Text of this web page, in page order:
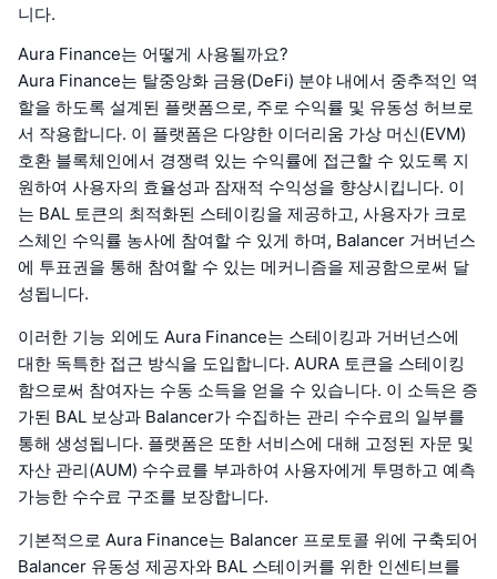
니다.
Aura Finance는 어떻게 사용될까요?
Aura Finance는 탈중앙화 금융(DeFi) 분야 내에서 중추적인 역
할을 하도록 설계된 플랫폼으로, 주로 수익률 및 유동성 허브로
서 작용합니다. 이 플랫폼은 다양한 이더리움 가상 머신(EVM)
호환 블록체인에서 경쟁력 있는 수익률에 접근할 수 있도록 지
원하여 사용자의 효율성과 잠재적 수익성을 향상시킵니다. 이
는 BAL 토큰의 최적화된 스테이킹을 제공하고, 사용자가 크로
스체인 수익률 농사에 참여할 수 있게 하며, Balancer 거버넌스
에 투표권을 통해 참여할 수 있는 메커니즘을 제공함으로써 달
성됩니다.
이러한 기능 외에도 Aura Finance는 스테이킹과 거버넌스에
대한 독특한 접근 방식을 도입합니다. AURA 토큰을 스테이킹
함으로써 참여자는 수동 소득을 얻을 수 있습니다. 이 소득은 증
가된 BAL 보상과 Balancer가 수집하는 관리 수수료의 일부를
통해 생성됩니다. 플랫폼은 또한 서비스에 대해 고정된 자문 및
자산 관리(AUM) 수수료를 부과하여 사용자에게 투명하고 예측
가능한 수수료 구조를 보장합니다.
기본적으로 Aura Finance는 Balancer 프로토콜 위에 구축되어
Balancer 유동성 제공자와 BAL 스테이커를 위한 인센티브를